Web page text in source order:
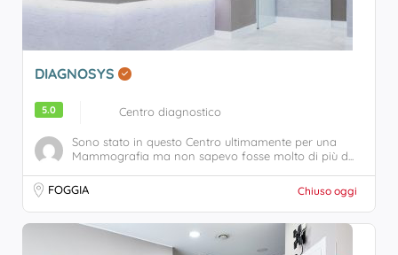
DIAGNOSYS
5.0 Centro diagnostico
Sono stato in questo Centro ultimamente per una
Mammografia ma non sapevo fosse molto di più d...
FOGGIA Chiuso oggi